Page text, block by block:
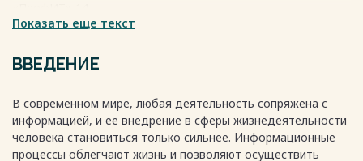
2.1 Сведения о предприятии и проекте 14
хранилищу данных 16
2.3 Планируемое к установке оборудование 17
данных. 18
2.3.2 Выбор программного обеспечения для СХД и
резервирования 21
Показать еще текст
ВВЕДЕНИЕ
В современном мире, любая деятельность сопряжена с
информацией, и её внедрение в сферы жизнедеятельности
человека становиться только сильнее. Информационные
процессы облегчают жизнь и позволяют осуществить